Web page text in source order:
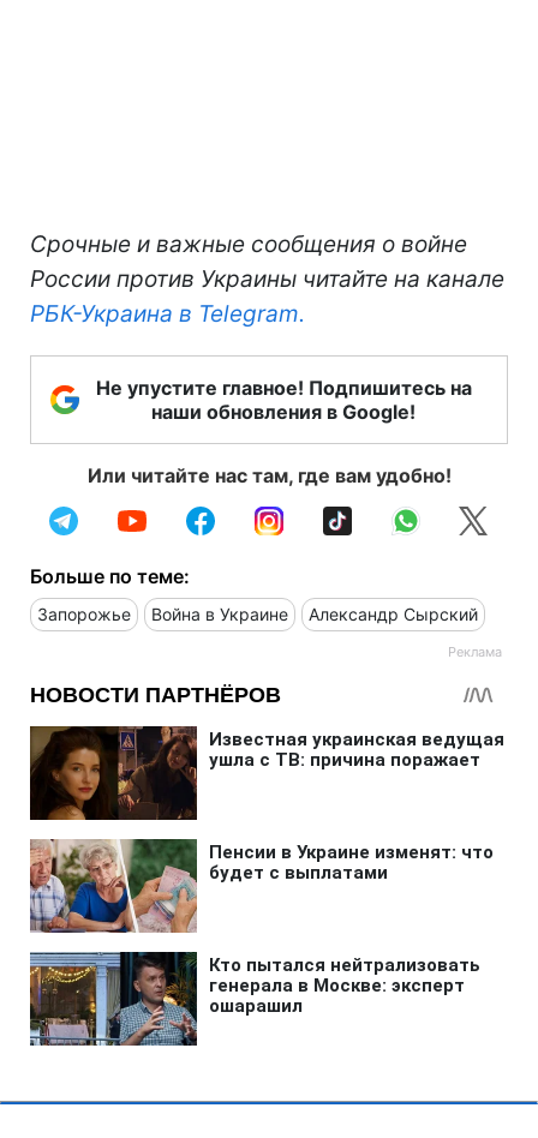
Срочные и важные сообщения о войне
России против Украины читайте на канале
РБК-Украина в Telegram.
Не упустите главное! Подпишитесь на
наши обновления в Google!
Или читайте нас там, где вам удобно!
Больше по теме:
Запорожье Война в Украине Александр Сырский